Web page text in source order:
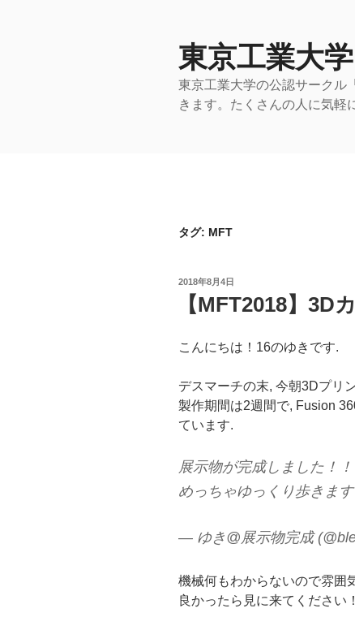
東京工業大
東京工業大学の公認サークル
きます。たくさんの人に気軽
タグ: MFT
投
2018年8月4日
【MFT2018】3D
こんにちは！16のゆきです.
デスマーチの末, 今朝3Dプリ
製作期間は2週間で, Fusion
ています.
展示物が完成しました！！
めっちゃゆっくり歩きます
— ゆき@展示物完成
機械何もわからないので雰囲
良かったら見に来てください！